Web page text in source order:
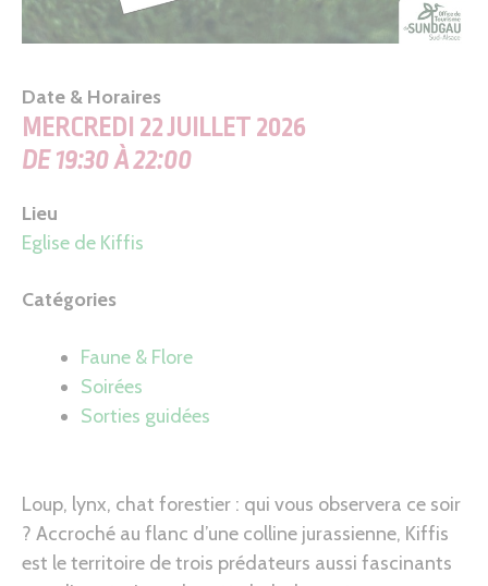
Date & Horaires
MERCREDI 22 JUILLET 2026
DE 19:30 À 22:00
Lieu
Eglise de Kiffis
Catégories
Faune & Flore
Soirées
Sorties guidées
Loup, lynx, chat forestier : qui vous observera ce soir
? Accroché au flanc d’une colline jurassienne, Kiffis
est le territoire de trois prédateurs aussi fascinants